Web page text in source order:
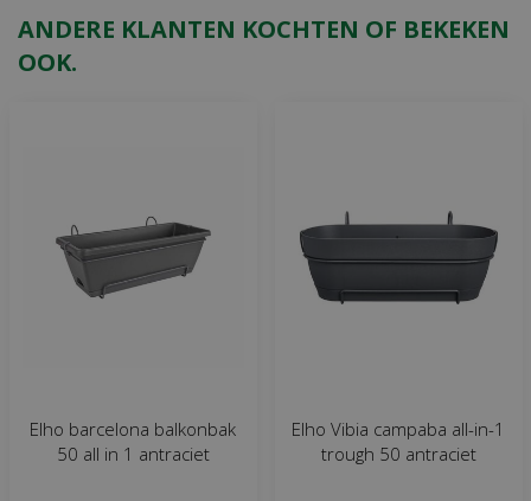
ANDERE KLANTEN KOCHTEN OF BEKEKEN
OOK.
Elho barcelona balkonbak
50 all in 1 antraciet
Elho Vibia campaba all-in-1
trough 50 antraciet